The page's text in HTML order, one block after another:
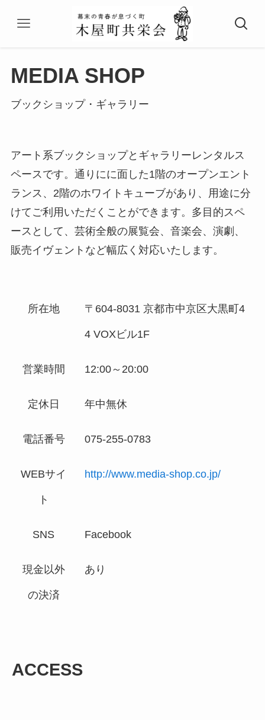
MEDIA SHOP
ブックショップ・ギャラリー
アート系ブックショップとギャラリーレンタルス
ペースです。通りにに面した1階のオープンエント
ランス、2階のホワイトキューブがあり、用途に分
けてご利用いただくことができます。多目的スペ
ースとして、芸術全般の展覧会、音楽会、演劇、
販売イヴェントなど幅広く対応いたします。
所在地 〒604-8031 京都市中京区大黒町4
4 VOXビル1F
営業時間 12:00～20:00
定休日 年中無休
電話番号 075-255-0783
WEBサイ
ト
http://www.media-shop.co.jp/
SNS Facebook
現金以外
の決済
あり
ACCESS